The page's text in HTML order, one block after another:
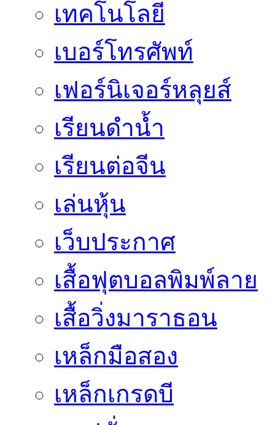
เทคโนโลยี
เบอร์โทรศัพท์
เฟอร์นิเจอร์หลุยส์
เรียนดำน้ำ
เรียนต่อจีน
เล่นหุ้น
เว็บประกาศ
เสื้อฟุตบอลพิมพ์ลาย
เสื้อวิ่งมาราธอน
เหล็กมือสอง
เหล็กเกรดบี